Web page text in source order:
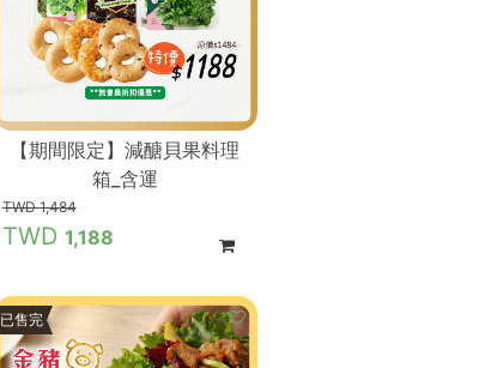
【期間限定】減醣貝果料理
箱_含運
1,484
1,188
9 折
已售完